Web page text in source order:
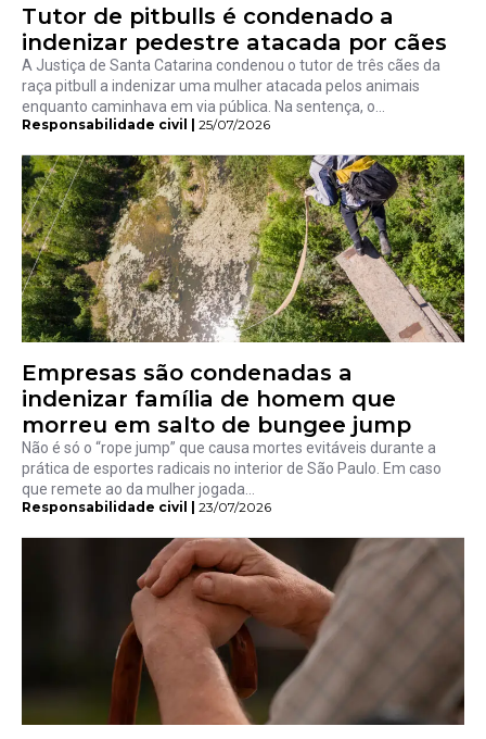
Tutor de pitbulls é condenado a
indenizar pedestre atacada por cães
A Justiça de Santa Catarina condenou o tutor de três cães da
raça pitbull a indenizar uma mulher atacada pelos animais
enquanto caminhava em via pública. Na sentença, o...
Responsabilidade civil | 25/07/2026
Empresas são condenadas a
indenizar família de homem que
morreu em salto de bungee jump
Não é só o “rope jump” que causa mortes evitáveis durante a
prática de esportes radicais no interior de São Paulo. Em caso
que remete ao da mulher jogada...
Responsabilidade civil | 23/07/2026